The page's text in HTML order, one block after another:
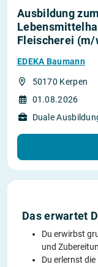
Ausbildung
Fleischerei (m/
EDEKA Baumann
50170 Kerpen
01.08.2026
Duale
Das erwartet
Du erwirbst
und
Du erlernst